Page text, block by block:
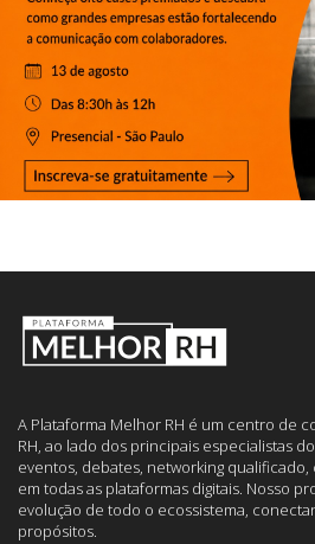
A Plataforma Melhor RH é um centro de
RH, ao lado dos principais especialistas
eventos, debates, networking
em todas as plataformas digitais. Nosso
evolução de todo o ecossistema,
propósitos.